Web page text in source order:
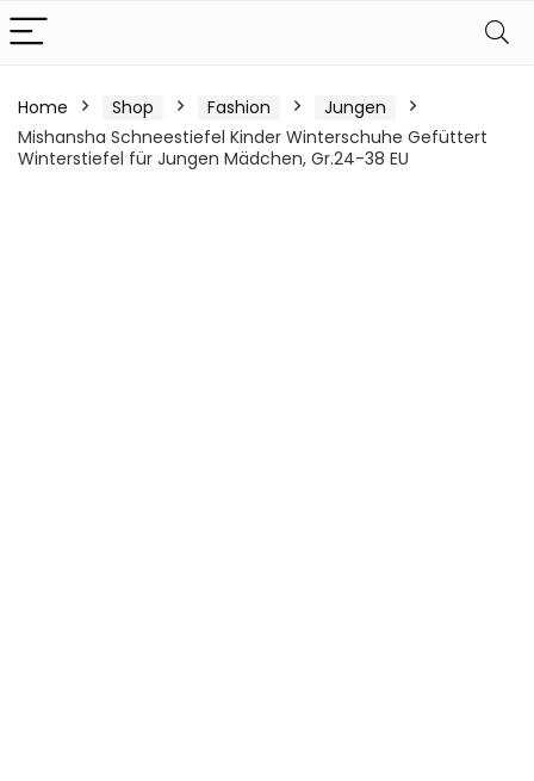
Home Shop Fashion
Jungen
Mishansha Schneestiefel Kinder Winterschuhe Gefüttert
Winterstiefel für Jungen Mädchen, Gr.24-38 EU